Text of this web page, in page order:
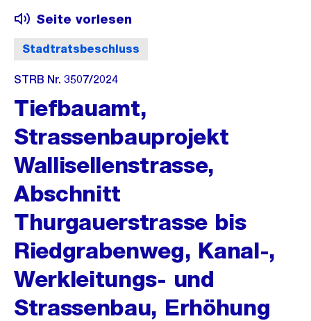
Stadtratsbeschluss
Seite vorlesen
STRB Nr. 3507/2024
Tiefbauamt,
Strassenbauprojekt
Wallisellenstrasse,
Abschnitt
Thurgauerstrasse bis
Riedgrabenweg, Kanal-,
Werkleitungs- und
Strassenbau, Erhöhung